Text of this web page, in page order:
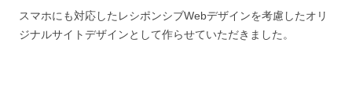
スマホにも対応したレシポンシブWebデザインを考慮したオリ
ジナルサイトデザインとして作らせていただきました。